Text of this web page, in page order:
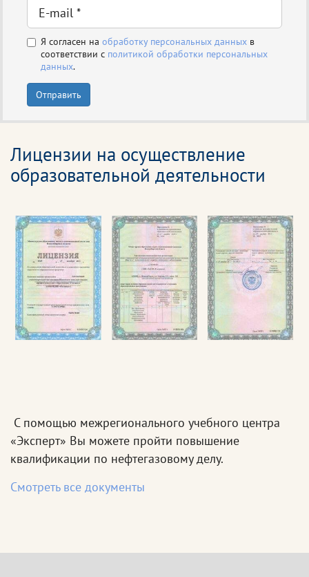
Я согласен на обработку персональных данных в
соответствии с политикой обработки персональных
данных.
Отправить
Лицензии на осуществление
образовательной деятельности
С помощью межрегионального учебного центра
«Эксперт» Вы можете пройти повышение
квалификации по нефтегазовому делу.
Смотреть все документы